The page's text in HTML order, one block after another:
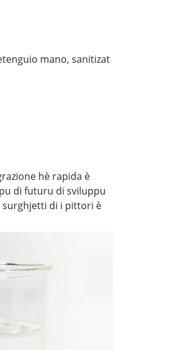
mano, sanitizat
hè rapida è
di futuru di sviluppu
surghjetti di i pittori è